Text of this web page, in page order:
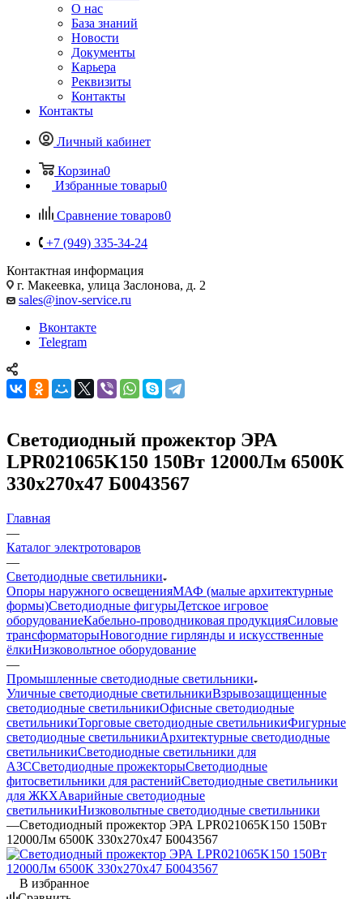
О нас
База знаний
Новости
Документы
Карьера
Реквизиты
Контакты
Контакты
Личный кабинет
Корзина0
Избранные товары0
Сравнение товаров0
+7 (949) 335-34-24
Контактная информация
г. Макеевка, улица Заслонова, д. 2
sales@inov-service.ru
Вконтакте
Telegram
Светодиодный прожектор ЭРА
LPR021065K150 150Вт 12000Лм 6500К
330x270x47 Б0043567
Главная
—
Каталог электротоваров
—
Светодиодные светильники
Опоры наружного освещенияМАФ (малые архитектурные
формы)Светодиодные фигурыДетское игровое
оборудованиеКабельно-проводниковая продукцияСиловые
трансформаторыНовогодние гирлянды и искусственные
ёлкиНизковольтное оборудование
—
Промышленные светодиодные светильники
Уличные светодиодные светильникиВзрывозащищенные
светодиодные светильникиОфисные светодиодные
светильникиТорговые светодиодные светильникиФигурные
светодиодные светильникиАрхитектурные светодиодные
светильникиСветодиодные светильники для
АЗССветодиодные прожекторыСветодиодные
фитосветильники для растенийСветодиодные светильники
для ЖКХАварийные светодиодные
светильникиНизковольтные светодиодные светильники
—Светодиодный прожектор ЭРА LPR021065K150 150Вт
12000Лм 6500К 330x270x47 Б0043567
В избранное